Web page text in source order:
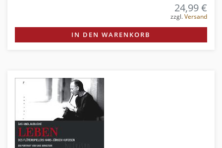
24,99 €
zzgl.Versand
IN DEN WARENKORB